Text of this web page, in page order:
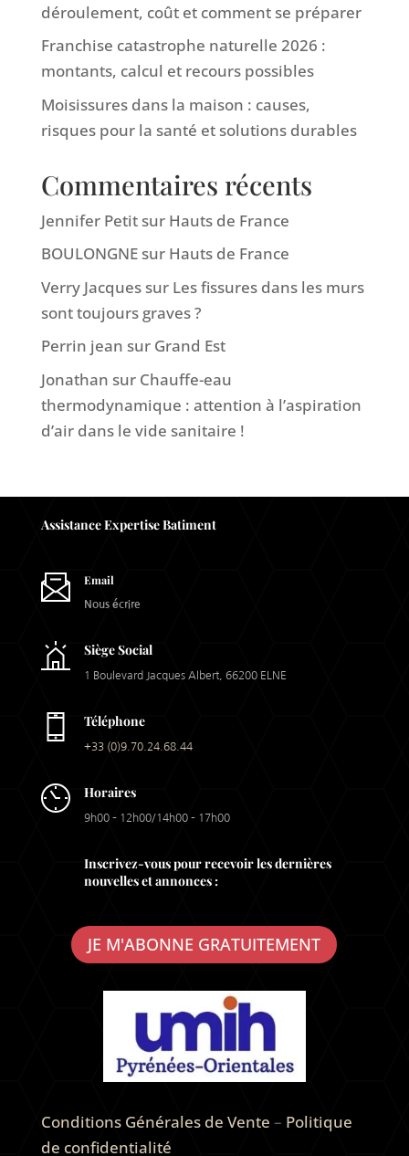
déroulement, coût et comment se préparer
Franchise catastrophe naturelle 2026 :
montants, calcul et recours possibles
Moisissures dans la maison : causes,
risques pour la santé et solutions durables
Commentaires récents
Jennifer Petitsur Hauts de France
BOULONGNEsur Hauts de France
Verry Jacquessur Les fissures dans les murs
sont toujours graves ?
Perrin jean sur Grand Est
Jonathan sur Chauffe-eau
thermodynamique : attention à l’aspiration
d’air dans le vide sanitaire !
Assistance Expertise Batiment
Email
Nous écrire
Siège Social
1 Boulevard Jacques Albert, 66200 ELNE
Téléphone
+33 (0)9.70.24.68.44
Horaires
9h00 – 12h00/14h00 – 17h00
Inscrivez-vous pour recevoir les dernières
nouvelles et annonces :
JE M'ABONNE GRATUITEMENT
Conditions Générales de Vente – Politique
de confidentialité